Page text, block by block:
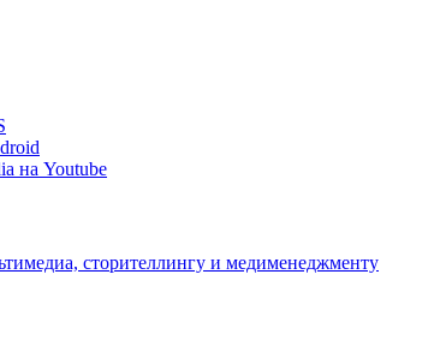
на Youtube
сторителлингу и медименеджменту